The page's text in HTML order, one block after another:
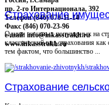
пр. 2-го Интернационала, 392
Телефон (846) 070-11-14
Факс (846) 070-23-96
e-mail: info@inkasstrakh.ru
www.inkasstrakh.ru
Страхование
Одним из самых популярных на
классический вид страхования
тем фактом, что большинство ...
Страхование